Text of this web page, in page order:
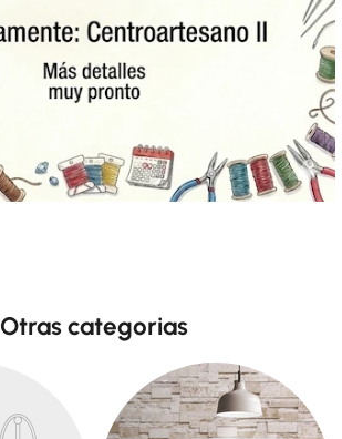
Otras categorias